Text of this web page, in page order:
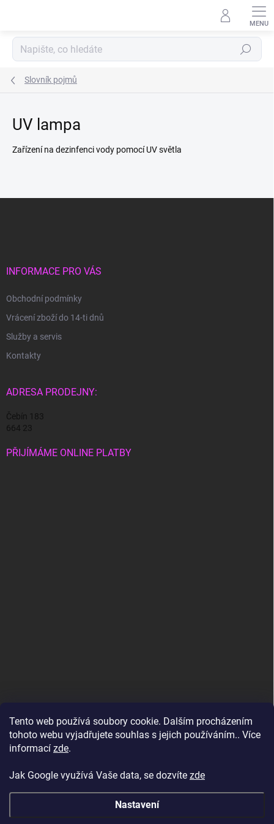
Tento web používá soubory cookie. Dalším procházením
tohoto webu vyjadřujete souhlas s jejich používáním.. Více
informací zde.
Jak Google využívá Vaše data, se dozvíte zde
Nastavení
Hledat
Slovník pojmů
UV lampa
Zařízení na dezinfenci vody pomocí UV světla
INFORMACE PRO VÁS
Obchodní podmínky
Vrácení zboží do 14-ti dnů
Služby a servis
Kontakty
ADRESA PRODEJNY:
Čebín 183
664 23
PŘIJÍMÁME ONLINE PLATBY